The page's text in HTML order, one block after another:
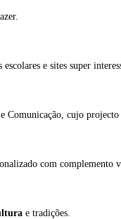
e sites super
Comunicação, cujo projecto
com
e tradições.